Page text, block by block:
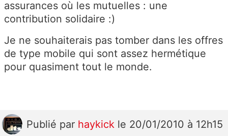
assurances où les mutuelles : une
contribution solidaire :)
Je ne souhaiterais pas tomber dans les offres
de type mobile qui sont assez hermétique
pour quasiment tout le monde.
Publié par haykick le 20/01/2010 à 12h15